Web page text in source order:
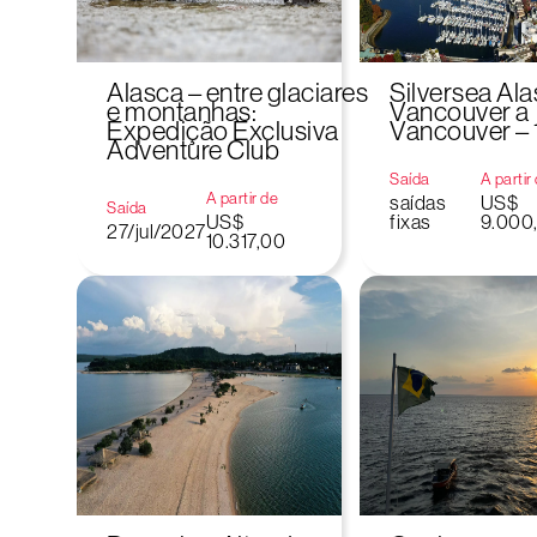
Alasca – entre glaciares
e montanhas:
Expedição Exclusiva
Adventure Club
Saída
27/jul/2027
A partir de
US$
10.317,00
Silversea
Vancouver a
Vancouver –
Saída
saídas
fixas
A partir
US$